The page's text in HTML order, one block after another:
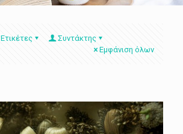
Ετικέτες
Συντάκτης
Εμφάνιση όλων